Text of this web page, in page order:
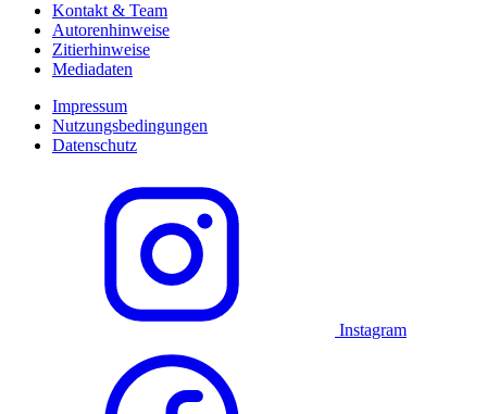
Kontakt & Team
Autorenhinweise
Zitierhinweise
Mediadaten
Impressum
Nutzungsbedingungen
Datenschutz
Instagram